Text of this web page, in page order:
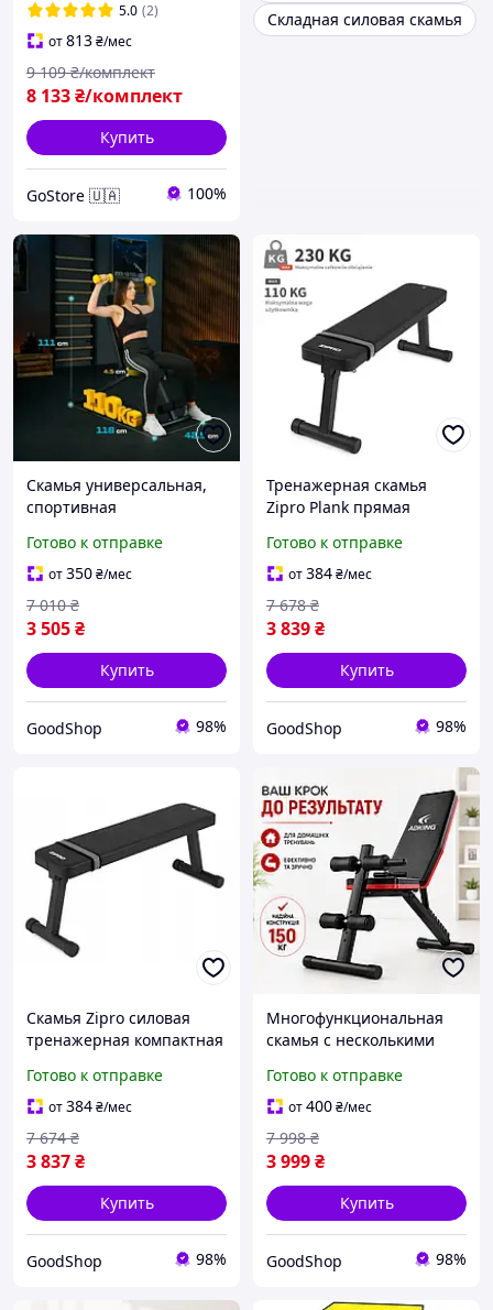
5.0 (2)
от813₴/мес
8 133₴/комплект
9 109 ₴/комплект
Купить
GoStore 🇺🇦 100%
Складная силовая скамья
Скамья универсальная,
спортивная
конструкция для жима,
силовых тренировок и
фитнеса, удобная для
зала
Готово к отправке
от350₴/мес
3 505₴
7 010 ₴
Купить
GoodShop 98%
Тренажерная скамья
Zipro Plank прямая
силовых тренировок с
мягкой обивкой и
устойчивой конструкцией
Готово к отправке
от384₴/мес
3 839₴
7 678 ₴
Купить
GoodShop 98%
Скамья Zipro силовая
тренажерная компактная
домашних тренировок
универсальный
компактный тренажер
Готово к отправке
от384₴/мес
3 837₴
7 674 ₴
Купить
GoodShop 98%
Многофункциональная
скамья с несколькими
домашних силовых
тренировок, лавка для
фитнеса дома
Готово к отправке
от400₴/мес
3 999₴
7 998 ₴
Купить
GoodShop 98%